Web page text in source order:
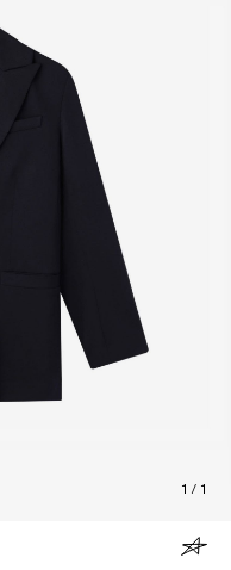
1 / 1